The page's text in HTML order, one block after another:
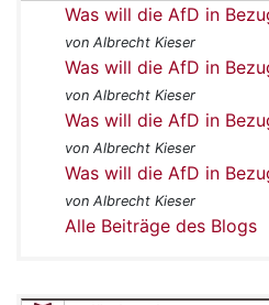
Was will die AfD in
von Albrecht Kieser
Was will die AfD in
von Albrecht Kieser
Was will die AfD in
von Albrecht Kieser
Was will die AfD in
von Albrecht Kieser
Alle Beiträge des Blogs